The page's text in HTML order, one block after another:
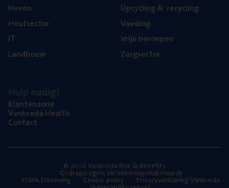
Haven
Hout­sec­tor
IT
Land­bouw
Upcy­cling& recycling
Voe­ding
Vrije beroe­pen
Zorg­sec­tor
Klan­ten­zo­ne
Van­b­re­da Health
Con­tact
© 2026 Vanbreda Risk & Benefits
Gedragsregels verzekeringsmakelaardij
FSMA Erkenning Cookie policy Privacyverklaring Vanbreda